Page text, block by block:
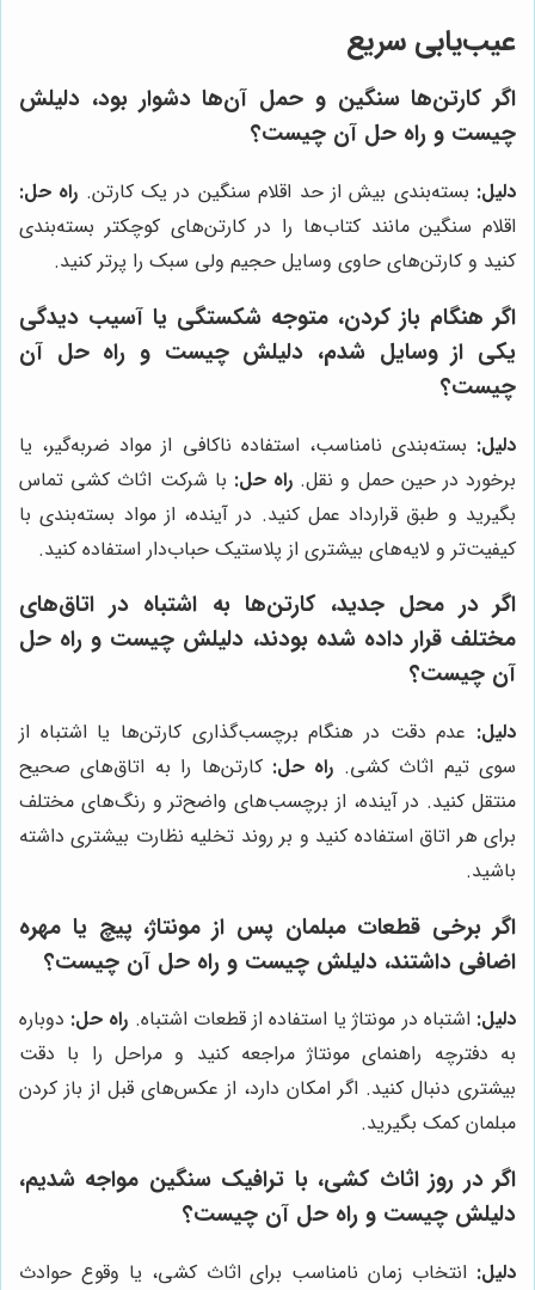
عیب‌یابی سریع
اگر کارتن‌ها سنگین و حمل آن‌ها دشوار بود، دلیلش
چیست و راه حل آن چیست؟
دلیل: بسته‌بندی بیش از حد اقلام سنگین در یک کارتن. راه حل:
اقلام سنگین مانند کتاب‌ها را در کارتن‌های کوچکتر بسته‌بندی
کنید و کارتن‌های حاوی وسایل حجیم ولی سبک را پرتر کنید.
اگر هنگام باز کردن، متوجه شکستگی یا آسیب دیدگی
یکی از وسایل شدم، دلیلش چیست و راه حل آن
چیست؟
دلیل: بسته‌بندی نامناسب، استفاده ناکافی از مواد ضربه‌گیر، یا
برخورد در حین حمل و نقل. راه حل: با شرکت اثاث کشی تماس
بگیرید و طبق قرارداد عمل کنید. در آینده، از مواد بسته‌بندی با
کیفیت‌تر و لایه‌های بیشتری از پلاستیک حباب‌دار استفاده کنید.
اگر در محل جدید، کارتن‌ها به اشتباه در اتاق‌های
مختلف قرار داده شده بودند، دلیلش چیست و راه حل
آن چیست؟
دلیل: عدم دقت در هنگام برچسب‌گذاری کارتن‌ها یا اشتباه از
سوی تیم اثاث کشی. راه حل: کارتن‌ها را به اتاق‌های صحیح
منتقل کنید. در آینده، از برچسب‌های واضح‌تر و رنگ‌های مختلف
برای هر اتاق استفاده کنید و بر روند تخلیه نظارت بیشتری داشته
باشید.
اگر برخی قطعات مبلمان پس از مونتاژ، پیچ یا مهره
اضافی داشتند، دلیلش چیست و راه حل آن چیست؟
دلیل: اشتباه در مونتاژ یا استفاده از قطعات اشتباه. راه حل: دوباره
به دفترچه راهنمای مونتاژ مراجعه کنید و مراحل را با دقت
بیشتری دنبال کنید. اگر امکان دارد، از عکس‌های قبل از باز کردن
مبلمان کمک بگیرید.
اگر در روز اثاث کشی، با ترافیک سنگین مواجه شدیم،
دلیلش چیست و راه حل آن چیست؟
دلیل: انتخاب زمان نامناسب برای اثاث کشی، یا وقوع حوادث